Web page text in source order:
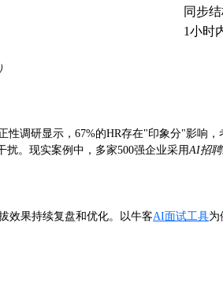
同步
1小时
调研显示，67%的HR存在"印象分"影响
扰。现实案例中，多家500强企业采用AI招
效果持续复盘和优化。以牛客AI面试工具为